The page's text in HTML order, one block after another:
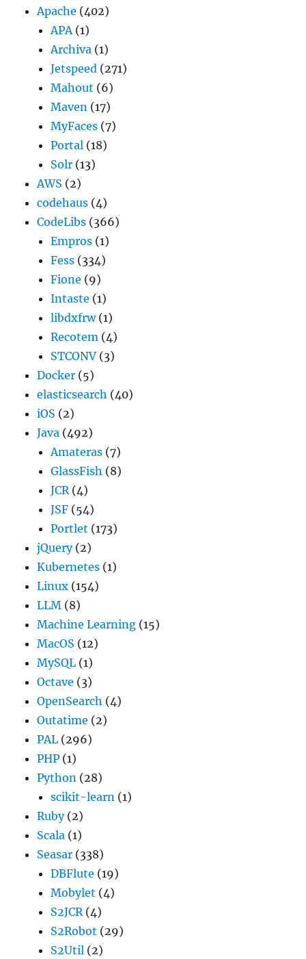
Apache (402)
APA(1)
Archiva (1)
Jetspeed (271)
Mahout (6)
Maven (17)
MyFaces (7)
Portal (18)
Solr (13)
AWS (2)
codehaus (4)
CodeLibs (366)
Empros (1)
Fess (334)
Fione (9)
Intaste (1)
libdxfrw(1)
Recotem (4)
STCONV (3)
Docker (5)
elasticsearch (40)
iOS (2)
Java (492)
Amateras (7)
GlassFish (8)
JCR(4)
JSF (54)
Portlet (173)
jQuery(2)
Kubernetes (1)
Linux (154)
LLM (8)
Machine Learning (15)
MacOS (12)
MySQL (1)
Octave (3)
OpenSearch (4)
Outatime (2)
PAL (296)
PHP (1)
Python (28)
scikit-learn (1)
Ruby(2)
Scala (1)
Seasar (338)
DBFlute (19)
Mobylet (4)
S2JCR(4)
S2Robot (29)
S2Util (2)